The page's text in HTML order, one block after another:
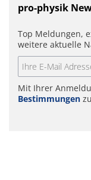
pro-physik
Top Meldungen,
weitere aktuelle
Mit Ihrer
Bestimmungen